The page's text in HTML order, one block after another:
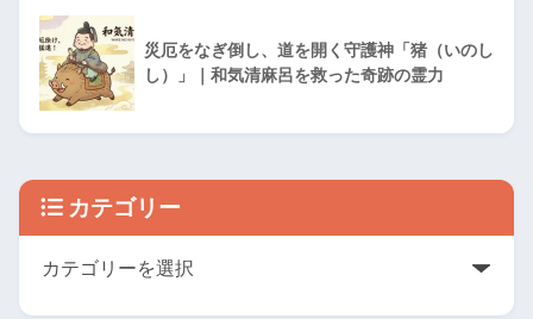
災厄をなぎ倒し、道を開く守護神「猪（いのし
し）」｜和気清麻呂を救った奇跡の霊力
カテゴリー